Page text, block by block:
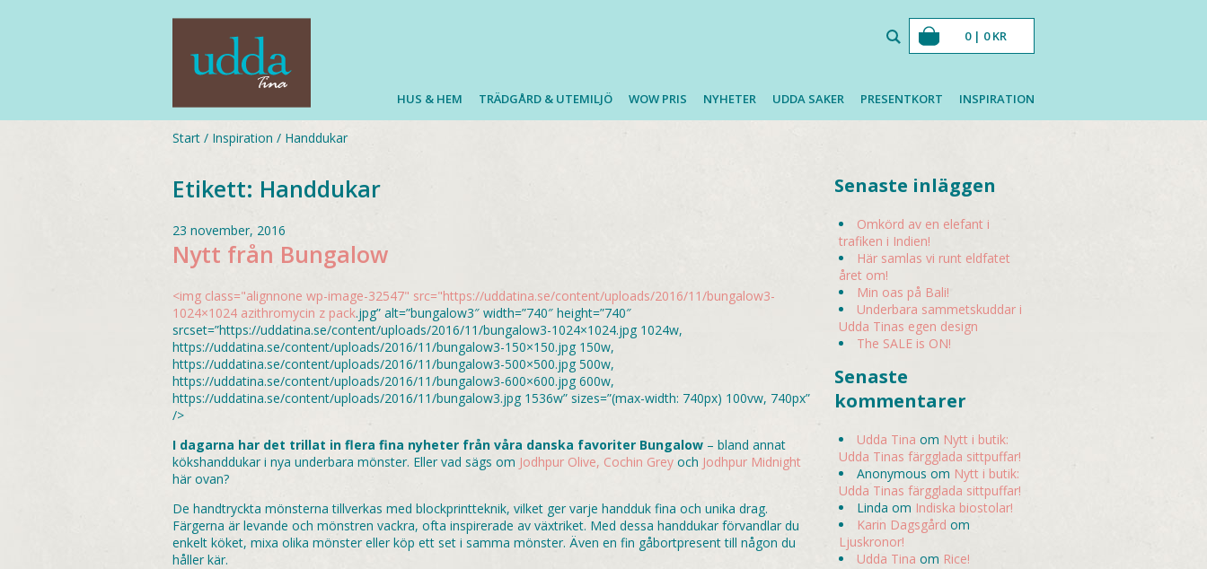
HUS & HEM TRÄDGÅRD & UTEMILJÖ WOW PRIS NYHETER UDDA SAKER PRESENTKORT INSPIRATION
0 | 0KR
Start / Inspiration / Handdukar
Etikett: Handdukar
23 november, 2016
Nytt från Bungalow
<img class="alignnone wp-image-32547" src="https://uddatina.se/content/uploads/2016/11/bungalow3-
1024×1024 azithromycin z pack.jpg” alt=”bungalow3″ width=”740″ height=”740″
srcset=”https://uddatina.se/content/uploads/2016/11/bungalow3-1024×1024.jpg 1024w,
https://uddatina.se/content/uploads/2016/11/bungalow3-150×150.jpg 150w,
https://uddatina.se/content/uploads/2016/11/bungalow3-500×500.jpg 500w,
https://uddatina.se/content/uploads/2016/11/bungalow3-600×600.jpg 600w,
https://uddatina.se/content/uploads/2016/11/bungalow3.jpg 1536w” sizes=”(max-width: 740px) 100vw, 740px”
/>
I dagarna har det trillat in flera fina nyheter från våra danska favoriter Bungalow – bland annat
kökshanddukar i nya underbara mönster. Eller vad sägs om Jodhpur Olive, Cochin Grey och Jodhpur Midnight
här ovan?
De handtryckta mönsterna tillverkas med blockprintteknik, vilket ger varje handduk fina och unika drag.
Färgerna är levande och mönstren vackra, ofta inspirerade av växtriket. Med dessa handdukar förvandlar du
enkelt köket, mixa olika mönster eller köp ett set i samma mönster. Även en fin gåbortpresent till någon du
håller kär.
Senaste inläggen
Omkörd av en elefant i
trafiken i Indien!
Här samlas vi runt eldfatet
året om!
Min oas på Bali!
Underbara sammetskuddar i
Udda Tinas egen design
The SALE is ON!
Senaste
kommentarer
Udda Tina om Nytt i butik:
Udda Tinas färgglada sittpuffar!
Anonymous om Nytt i butik:
Udda Tinas färgglada sittpuffar!
Linda om Indiska biostolar!
Karin Dagsgård om
Ljuskronor!
Udda Tina om Rice!